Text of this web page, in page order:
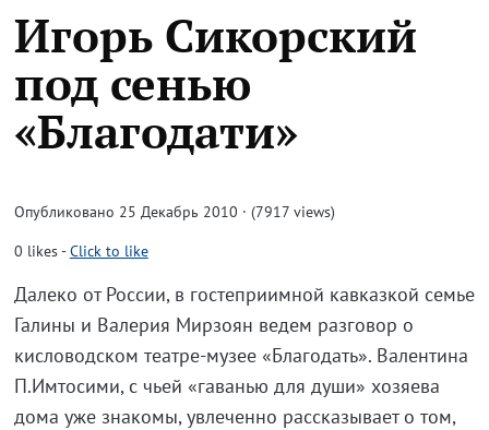
Игорь Сикорский
под сенью
«Благодати»
Опубликовано 25 Декабрь 2010 · (7917 views)
0 likes-Click to like
Далеко от России, в гостеприимной кавказкой семье
Галины и Валерия Мирзоян ведем разговор о
кисловодском театре-музее «Благодать». Валентина
П.Имтосими, с чьей «гаванью для души» хозяева
дома уже знакомы, увлеченно рассказывает о том,